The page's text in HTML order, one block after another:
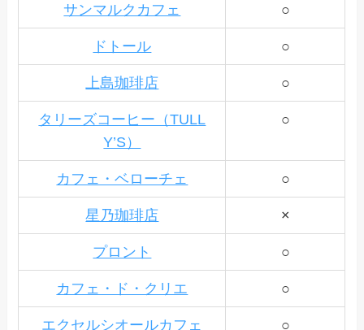
サンマルクカフェ ○
ドトール ○
上島珈琲店 ○
タリーズコーヒー（TULL
Y’S）
○
カフェ・ベローチェ ○
星乃珈琲店 ×
プロント ○
カフェ・ド・クリエ ○
エクセルシオールカフェ ○